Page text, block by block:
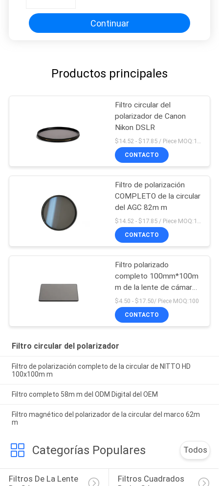
Continuar
Productos principales
Filtro circular del
polarizador de Canon
Nikon DSLR
$14.52 - $17.85 / Piece MOQ:100
CONTACTO
Filtro de polarización
COMPLETO de la circular
del AGC 82m m
CONTACTO
Filtro polarizado
completo 100mm*100m
m de la lente de cámara
de NITTO
$4.50 - $17.50/ Piece MOQ:100
CONTACTO
Filtro circular del polarizador
Filtro de polarización completo de la circular de NITTO HD
100x100m m
Filtro completo 58m m del ODM Digital del OEM
Filtro magnético del polarizador de la circular del marco 62m
m
Categorías Populares Todos
Filtros De La Lente
Filtros Cuadrados